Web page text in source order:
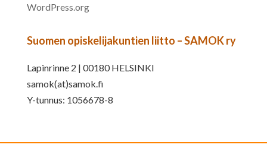
WordPress.org
Suomen opiskelijakuntien liitto – SAMOK ry
Lapinrinne 2 | 00180 HELSINKI
samok(at)samok.fi
Y-tunnus: 1056678-8